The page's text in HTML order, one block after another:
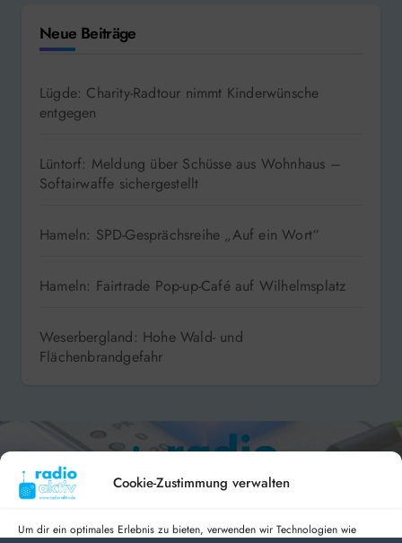
Cookie-Zustimmung verwalten
Um dir ein optimales Erlebnis zu bieten, verwenden wir Technologien wie
Neue Beiträge
Lügde: Charity-Radtour nimmt Kinderwünsche
entgegen
Lüntorf: Meldung über Schüsse aus Wohnhaus –
Softairwaffe sichergestellt
Hameln: SPD-Gesprächsreihe „Auf ein Wort“
Hameln: Fairtrade Pop-up-Café auf Wilhelmsplatz
Weserbergland: Hohe Wald- und
Flächenbrandgefahr